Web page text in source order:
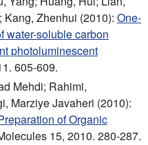
Kang, Zhenhui (2010): One-
water-soluble carbon
photoluminescent
605-609.
Mehdi; Rahimi,
Marziye Javaheri (2010):
of Organic
15, 2010. 280-287.